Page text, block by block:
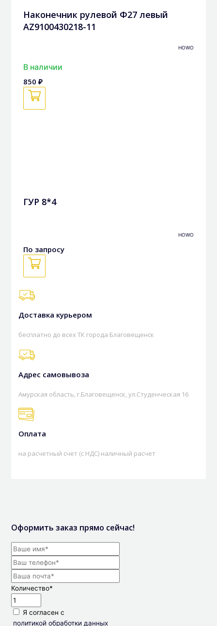
Наконечник рулевой Ф27 левый
AZ9100430218-11
HOWO
В наличии
850 ₽
ГУР 8*4
HOWO
По запросу
Доставка курьером
бесплатно до всех ТК города Благовещенск
Адрес самовывоза
Амурская область, г.Благовещенск, ул.Студенческая 16
Оплата
на расчетный счет (с НДС) наличный расчет
Оформить заказ прямо сейчас!
Количество*
Я согласен с
политикой обработки данных